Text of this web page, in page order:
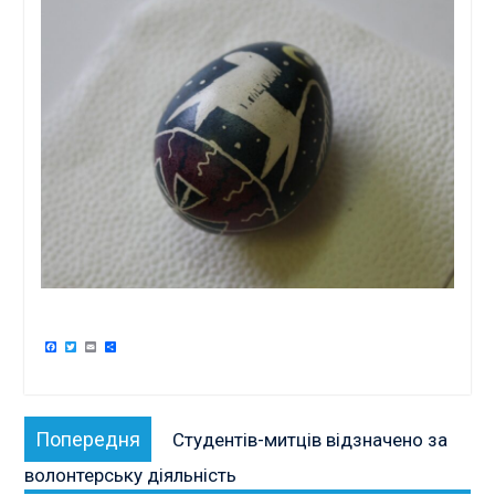
Facebook
Twitter
EmailПоділитися
Навігація
записів
Попередня
публікація:
Студентів-митців відзначено за
волонтерську діяльність